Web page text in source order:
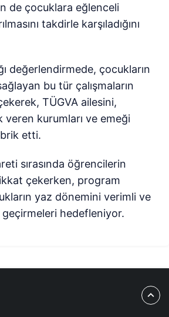
de çocuklara eğlenceli
takdirle karşıladığını
değerlendirmede, çocukların
bu tür çalışmaların
TÜGVA ailesini,
kurumları ve emeği
etti.
sırasında öğrencilerin
çekerken, program
yaz dönemini verimli ve
hedefleniyor.